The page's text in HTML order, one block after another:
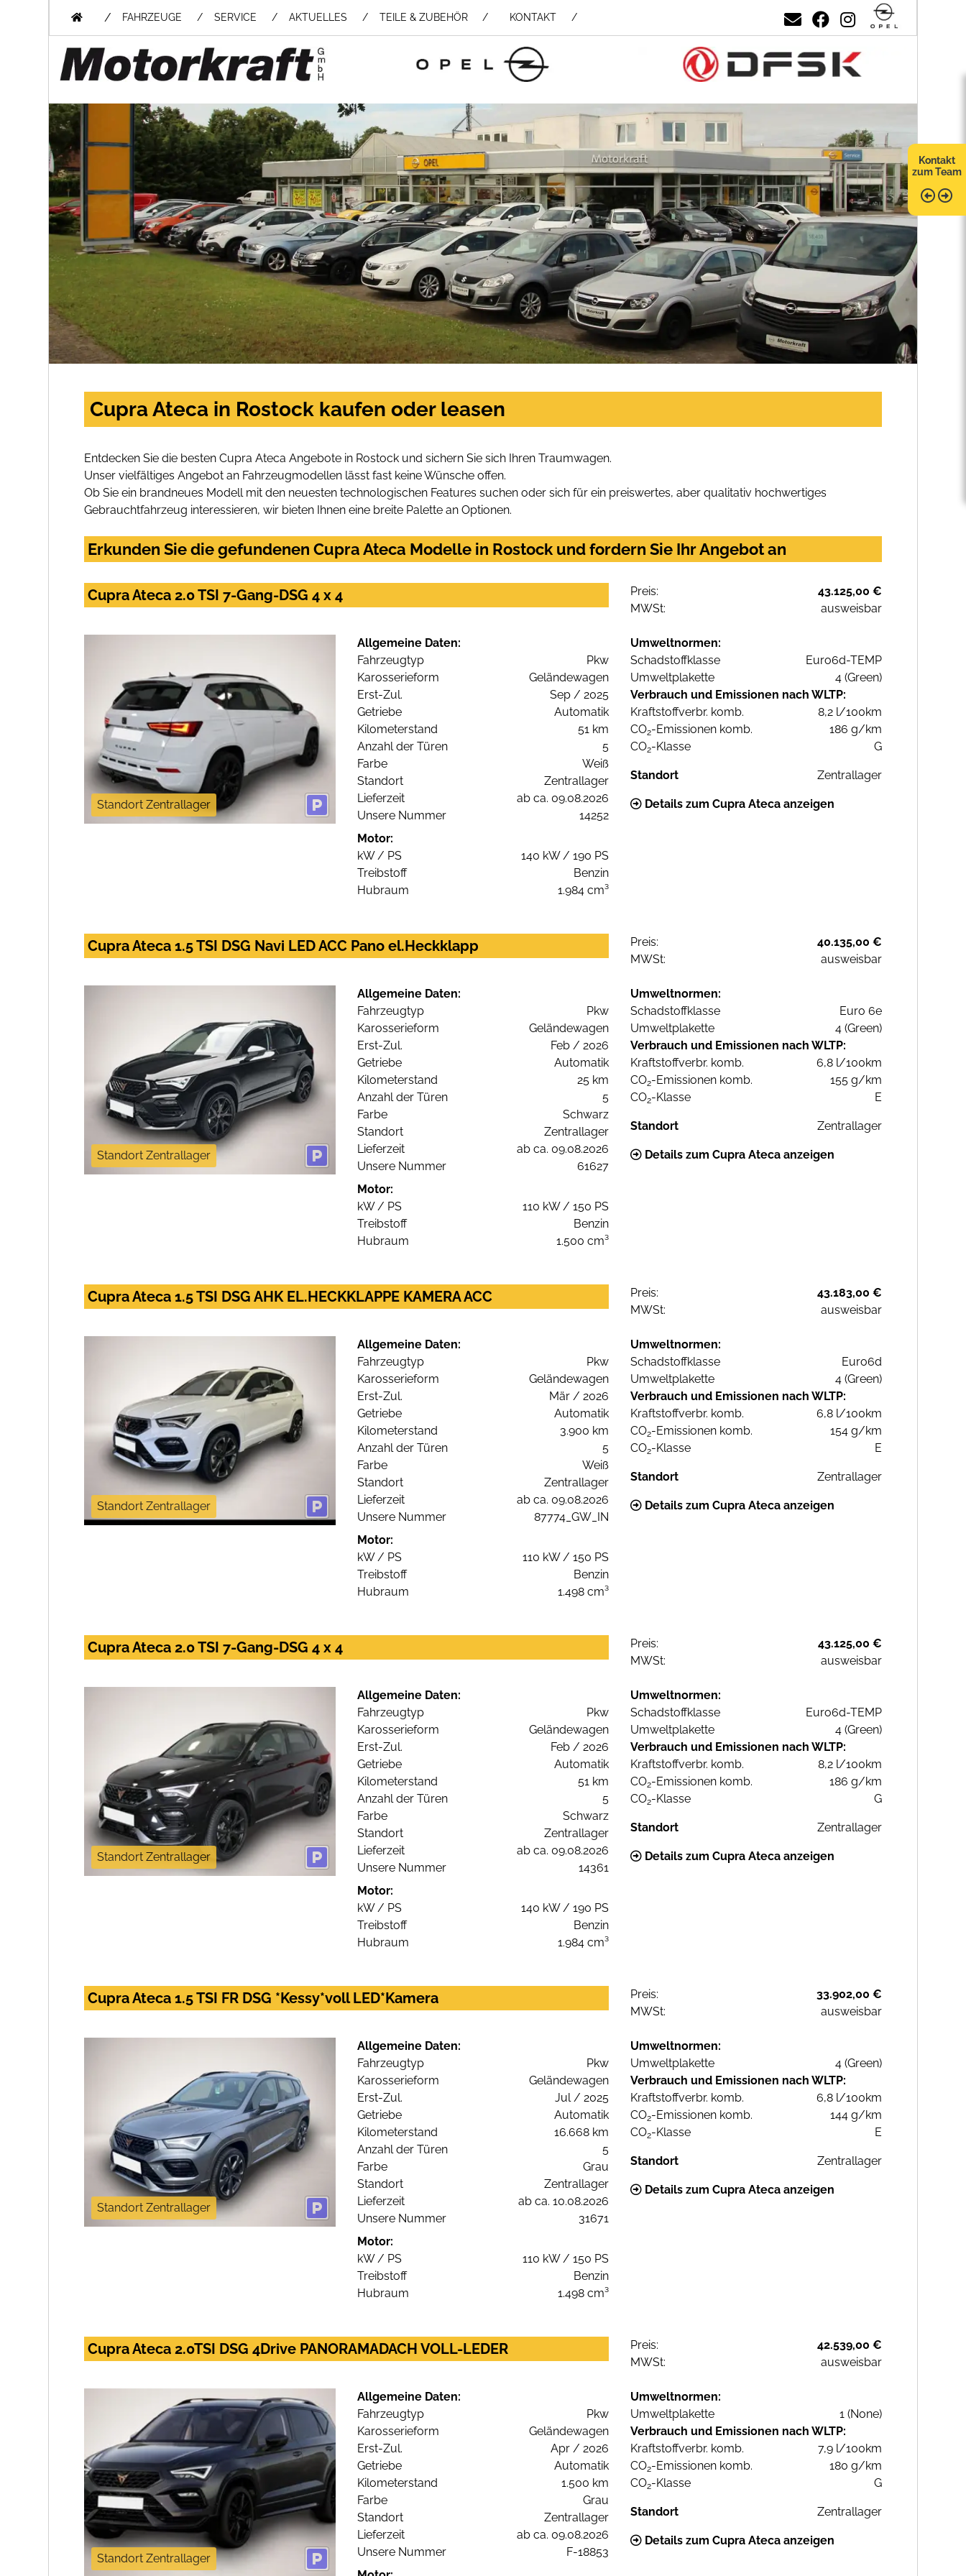
/ FAHRZEUGE SERVICE AKTUELLES TEILE & ZUBEHÖR / KONTAKT
Kontakt
zum Team
Cupra Ateca in Rostock kaufen oder leasen
Entdecken Sie die besten Cupra Ateca Angebote in Rostock und sichern Sie sich Ihren Traumwagen.
Unser vielfältiges Angebot an Fahrzeugmodellen lässt fast keine Wünsche offen.
Ob Sie ein brandneues Modell mit den neuesten technologischen Features suchen oder sich für ein preiswertes, aber qualitativ hochwertiges
Gebrauchtfahrzeug interessieren, wir bieten Ihnen eine breite Palette an Optionen.
Erkunden Sie die gefundenen Cupra Ateca Modelle in Rostock und fordern Sie Ihr Angebot an
Cupra Ateca 2.0 TSI 7-Gang-DSG 4 x 4 Preis:
43.125,00 €
MWSt:
ausweisbar
Standort Zentrallager
Allgemeine Daten:
Fahrzeugtyp
Pkw
Karosserieform
Geländewagen
Erst-Zul.
Sep / 2025
Getriebe
Automatik
Kilometerstand
51 km
Anzahl der Türen
5
Farbe
Weiß
Standort
Zentrallager
Lieferzeit
ab ca. 09.08.2026
Unsere Nummer
14252
Motor:
kW / PS
140 kW / 190 PS
Treibstoff
Benzin
Hubraum
1.984 cm³
Umweltnormen:
Schadstoffklasse
Euro6d-TEMP
Umweltplakette
4 (Green)
Verbrauch und Emissionen nach WLTP:
Kraftstoffverbr. komb.
8,2 l/100km
CO2-Emissionen komb.
186 g/km
CO2-Klasse G
Standort Zentrallager
Details zum Cupra Ateca anzeigen
Cupra Ateca 1.5 TSI DSG Navi LED ACC Pano el.Heckklapp Preis:
40.135,00 €
MWSt:
ausweisbar
Standort Zentrallager
Allgemeine Daten:
Fahrzeugtyp
Pkw
Karosserieform
Geländewagen
Erst-Zul.
Feb / 2026
Getriebe
Automatik
Kilometerstand
25 km
Anzahl der Türen
5
Farbe
Schwarz
Standort
Zentrallager
Lieferzeit
ab ca. 09.08.2026
Unsere Nummer
61627
Motor:
kW / PS
110 kW / 150 PS
Treibstoff
Benzin
Hubraum
1.500 cm³
Umweltnormen:
Schadstoffklasse
Euro 6e
Umweltplakette
4 (Green)
Verbrauch und Emissionen nach WLTP:
Kraftstoffverbr. komb.
6,8 l/100km
CO2-Emissionen komb.
155 g/km
CO2-Klasse E
Standort Zentrallager
Details zum Cupra Ateca anzeigen
Cupra Ateca 1.5 TSI DSG AHK EL.HECKKLAPPE KAMERA ACC Preis:
43.183,00 €
MWSt:
ausweisbar
Standort Zentrallager
Allgemeine Daten:
Fahrzeugtyp
Pkw
Karosserieform
Geländewagen
Erst-Zul.
Mär / 2026
Getriebe
Automatik
Kilometerstand
3.900 km
Anzahl der Türen
5
Farbe
Weiß
Standort
Zentrallager
Lieferzeit
ab ca. 09.08.2026
Unsere Nummer
87774_GW_IN
Motor:
kW / PS
110 kW / 150 PS
Treibstoff
Benzin
Hubraum
1.498 cm³
Umweltnormen:
Schadstoffklasse
Euro6d
Umweltplakette
4 (Green)
Verbrauch und Emissionen nach WLTP:
Kraftstoffverbr. komb.
6,8 l/100km
CO2-Emissionen komb.
154 g/km
CO2-Klasse E
Standort Zentrallager
Details zum Cupra Ateca anzeigen
Cupra Ateca 2.0 TSI 7-Gang-DSG 4 x 4 Preis:
43.125,00 €
MWSt:
ausweisbar
Standort Zentrallager
Allgemeine Daten:
Fahrzeugtyp
Pkw
Karosserieform
Geländewagen
Erst-Zul.
Feb / 2026
Getriebe
Automatik
Kilometerstand
51 km
Anzahl der Türen
5
Farbe
Schwarz
Standort
Zentrallager
Lieferzeit
ab ca. 09.08.2026
Unsere Nummer
14361
Motor:
kW / PS
140 kW / 190 PS
Treibstoff
Benzin
Hubraum
1.984 cm³
Umweltnormen:
Schadstoffklasse
Euro6d-TEMP
Umweltplakette
4 (Green)
Verbrauch und Emissionen nach WLTP:
Kraftstoffverbr. komb.
8,2 l/100km
CO2-Emissionen komb.
186 g/km
CO2-Klasse G
Standort Zentrallager
Details zum Cupra Ateca anzeigen
Cupra Ateca 1.5 TSI FR DSG *Kessy*voll LED*Kamera Preis:
33.902,00 €
MWSt:
ausweisbar
Standort Zentrallager
Allgemeine Daten:
Fahrzeugtyp
Pkw
Karosserieform
Geländewagen
Erst-Zul.
Jul / 2025
Getriebe
Automatik
Kilometerstand
16.668 km
Anzahl der Türen
5
Farbe
Grau
Standort
Zentrallager
Lieferzeit
ab ca. 10.08.2026
Unsere Nummer
31671
Motor:
kW / PS
110 kW / 150 PS
Treibstoff
Benzin
Hubraum
1.498 cm³
Umweltnormen:
Umweltplakette
4 (Green)
Verbrauch und Emissionen nach WLTP:
Kraftstoffverbr. komb.
6,8 l/100km
CO2-Emissionen komb.
144 g/km
CO2-Klasse E
Standort Zentrallager
Details zum Cupra Ateca anzeigen
Cupra Ateca 2.0TSI DSG 4Drive PANORAMADACH VOLL-LEDER Preis:
42.539,00 €
MWSt:
ausweisbar
Standort Zentrallager
Allgemeine Daten:
Fahrzeugtyp
Pkw
Karosserieform
Geländewagen
Erst-Zul.
Apr / 2026
Getriebe
Automatik
Kilometerstand
1.500 km
Farbe
Grau
Standort
Zentrallager
Lieferzeit
ab ca. 09.08.2026
Unsere Nummer
F-18853
Umweltnormen:
Umweltplakette
1 (None)
Verbrauch und Emissionen nach WLTP:
Kraftstoffverbr. komb.
7,9 l/100km
CO2-Emissionen komb.
180 g/km
CO2-Klasse G
Standort Zentrallager
Details zum Cupra Ateca anzeigen